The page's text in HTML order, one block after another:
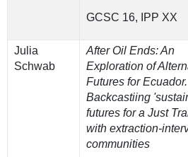
GCSC 16, IPP XX
Julia
Schwab
After Oil Ends: An
Exploration of
Futures for Ecuador.
Backcastiing
futures for a Just
with extraction-
communities